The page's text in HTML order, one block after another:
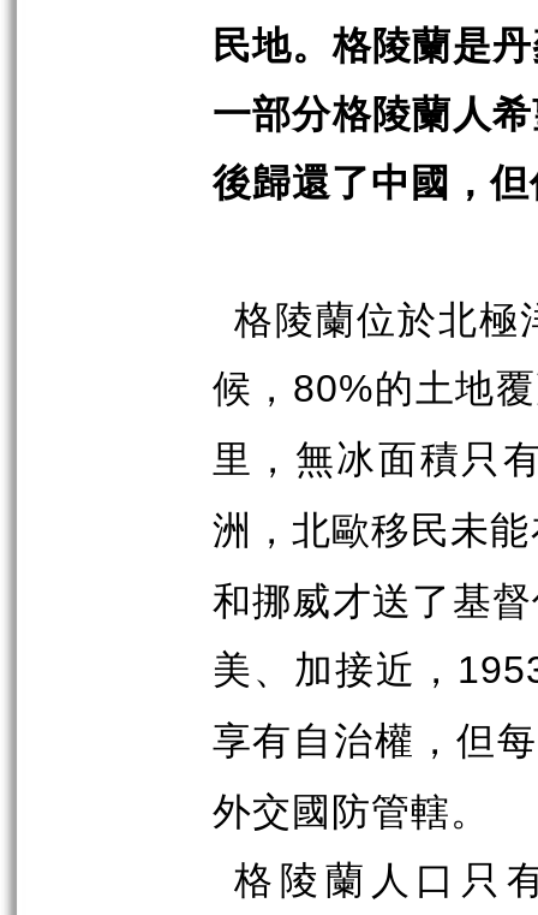
民地。格陵蘭是
一部分格陵蘭人
後歸還了中國，
格陵蘭位於北極
候， 80%的土地
里，無冰面積只
洲，北歐移民未
和挪威才送了基
美、加接近，
享有自治權，但
外交國防管轄。
格陵蘭人口只